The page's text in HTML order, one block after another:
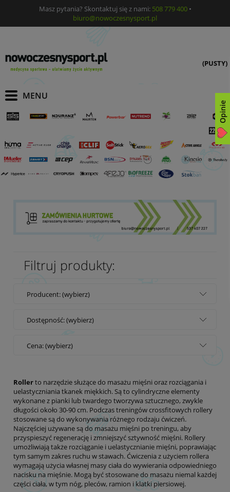
Masz pytania? Skontaktuj się z nami: 508 779 400•
biuro@nowoczesnysport.pl
(PUSTY)
Filtruj produkty:
Producent: (wybierz)
Dostępność: (wybierz)
Cena: (wybierz)
Rollerto narzędzie służące do masażu mięśni oraz rozciągania i
uelastyczniania tkanek miękkich. Są to cylindryczne elementy
wykonane z pianki lub twardego tworzywa sztucznego, zwykle
długości około 30-90 cm. Podczas treningów crossfitowych rollery
stosowane są do wykonywania różnego rodzaju ćwiczeń.
Najczęściej używane są do masażu mięśni po treningu, aby
przyspieszyć regenerację i zmniejszyć sztywność mięśni. Rollery
umożliwiają także rozciąganie i uelastycznianie mięśni, poprawiając
tym samym zakres ruchu w stawach. Ćwiczenia z użyciem rollera
wymagają użycia własnej masy ciała do wywierania odpowiedniego
nacisku na mięśnie. Mogą być stosowane do masażu niemal każdej
części ciała, w tym nóg, pleców, ramion i klatki piersiowej.
Opinie